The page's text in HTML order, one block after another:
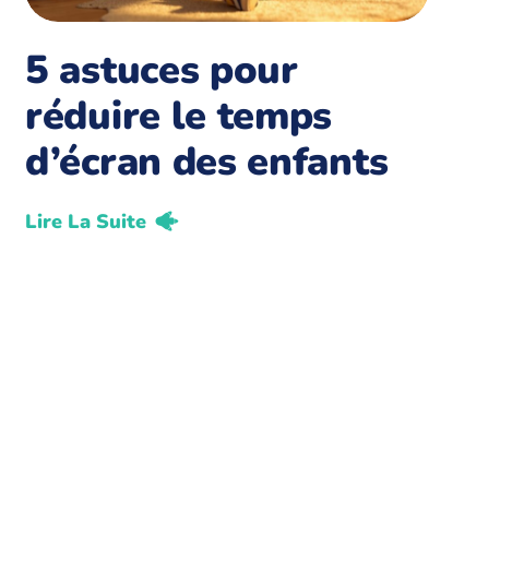
5 astuces pour
réduire le temps
d’écran des enfants
Lire La Suite